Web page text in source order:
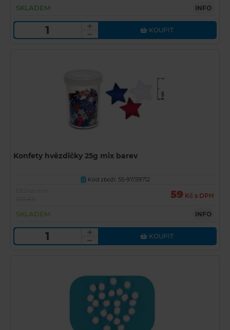
SKLADEM INFO
KOUPIT
Konfety hvězdičky 25g mix barev
U Kód zboží: 55-97/59712
59 Kč s DPH
SKLADEM INFO
KOUPIT